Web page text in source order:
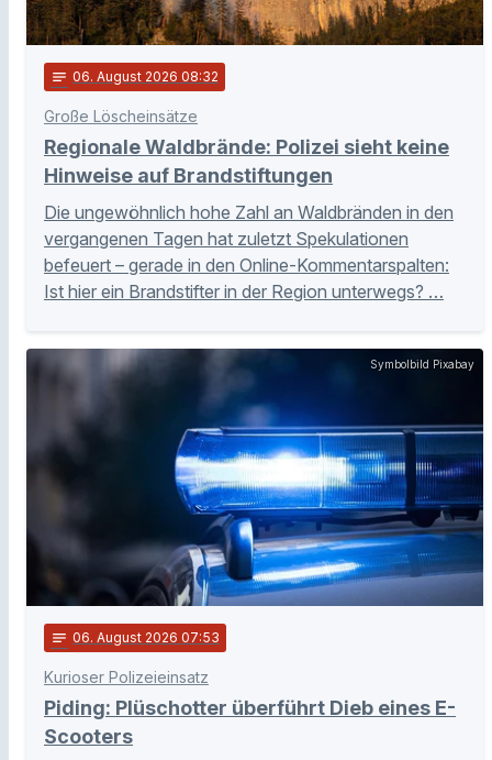
notes 06. August 2026 08:32
Große Löscheinsätze
Regionale Waldbrände: Polizei sieht keine
Hinweise auf Brandstiftungen
Die ungewöhnlich hohe Zahl an Waldbränden in den
vergangenen Tagen hat zuletzt Spekulationen
befeuert – gerade in den Online-Kommentarspalten:
Ist hier ein Brandstifter in der Region unterwegs? …
Symbolbild Pixabay
notes 06. August 2026 07:53
Kurioser Polizeieinsatz
Piding: Plüschotter überführt Dieb eines E-
Scooters